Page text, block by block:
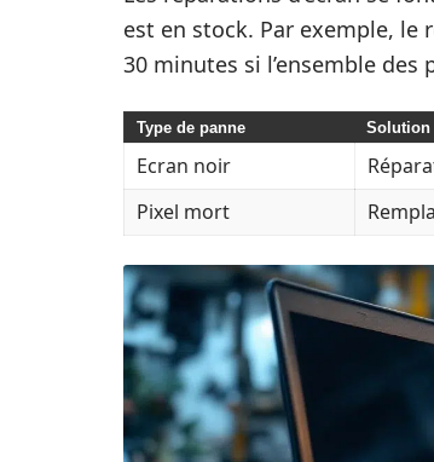
est en stock. Par exemple, le
30 minutes si l’ensemble des
Type de panne Solution
Ecran noir
Pixel mort